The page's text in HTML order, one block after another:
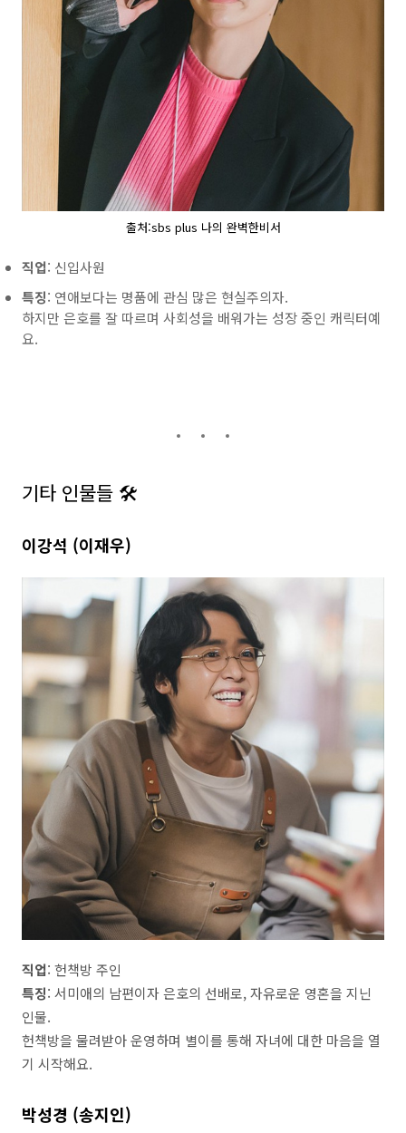
출처:sbs plus 나의 완벽한비서
직업: 신입사원
특징: 연애보다는 명품에 관심 많은 현실주의자.
하지만 은호를 잘 따르며 사회성을 배워가는 성장 중인 캐릭터예
요.
기타 인물들 🛠️
이강석 (이재우)
직업: 헌책방 주인
특징: 서미애의 남편이자 은호의 선배로, 자유로운 영혼을 지닌
인물.
헌책방을 물려받아 운영하며 별이를 통해 자녀에 대한 마음을 열
기 시작해요.
박성경 (송지인)